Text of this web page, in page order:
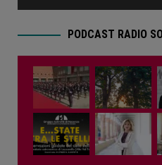
PODCAST RADIO